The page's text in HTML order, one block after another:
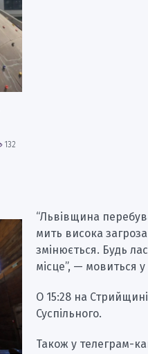
“Львівщина
мить висока
змінюється. Будь
місце”, — мовиться
О 15:28 на
Суспільного.
Також у телеграм-
132